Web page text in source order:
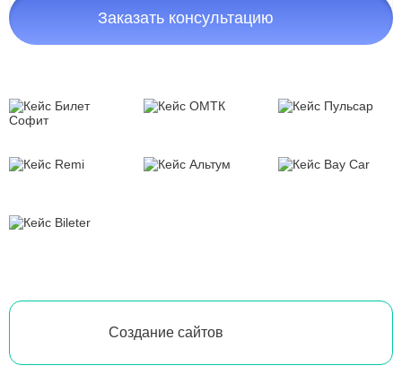
Заказать консультацию
Создание сайтов